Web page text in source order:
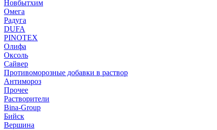
Новбытхим
Омега
Радуга
DUFA
PINOTEX
Олифа
Оксоль
Сайвер
Противоморозные добавки в раствор
Антимороз
Прочее
Растворители
Bina-Group
Бийск
Вершина